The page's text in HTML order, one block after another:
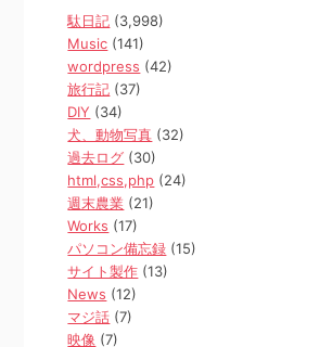
駄日記 (3,998)
Music (141)
wordpress (42)
旅行記 (37)
DIY (34)
犬、動物写真 (32)
過去ログ (30)
html,css,php (24)
週末農業 (21)
Works (17)
パソコン備忘録 (15)
サイト製作 (13)
News (12)
マジ話 (7)
映像 (7)